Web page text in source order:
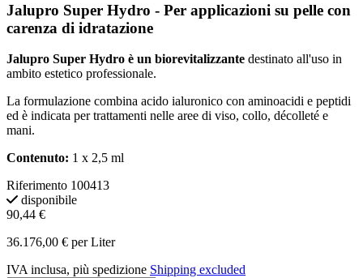
Jalupro Super Hydro - Per applicazioni su pelle con
carenza di idratazione
Jalupro Super Hydro è un biorevitalizzante destinato all'uso in
ambito estetico professionale.
La formulazione combina acido ialuronico con aminoacidi e peptidi
ed è indicata per trattamenti nelle aree di viso, collo, décolleté e
mani.
Contenuto: 1 x 2,5 ml
Riferimento 100413
disponibile
90,44 €
36.176,00 € per Liter
IVA inclusa, più spedizione Shipping excluded